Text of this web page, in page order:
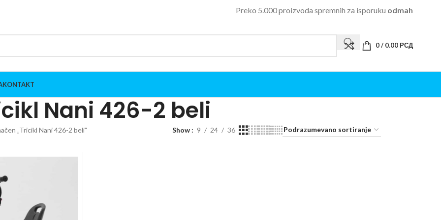
Preko 5.000 proizvoda spremnih za isporuku odmah
0/ 0.00РСД
KONTAKT
Nani 426-2 beli
„Tricikl Nani 426-2 beli“ Show 9 24 36